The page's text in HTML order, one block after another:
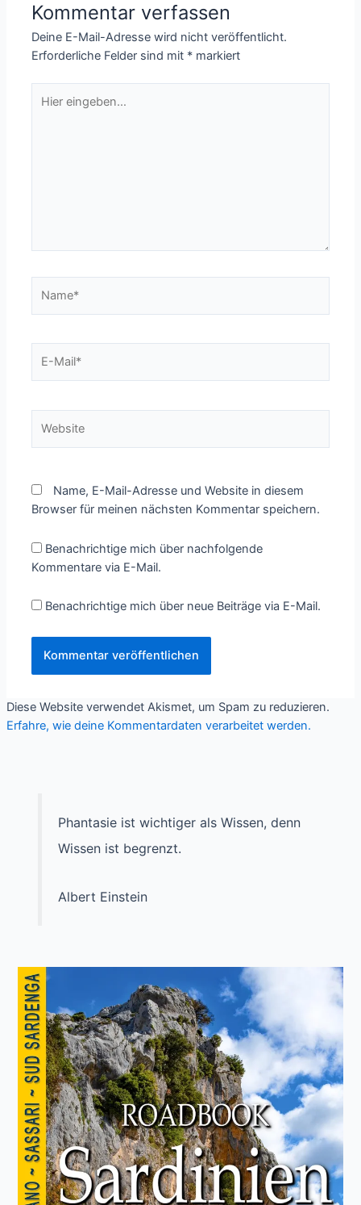
Kommentar verfassen
Deine E-Mail-Adresse wird nicht veröffentlicht.
Erforderliche Felder sind mit * markiert
eingeben…
Mail*
Name, E-Mail-Adresse und Website in diesem
Browser für meinen nächsten Kommentar speichern.
Benachrichtige mich über nachfolgende
Kommentare via E-Mail.
Benachrichtige mich über neue Beiträge via E-Mail.
Diese Website verwendet Akismet, um Spam zu reduzieren.
Erfahre, wie deine Kommentardaten verarbeitet werden.
Phantasie ist wichtiger als Wissen, denn
Wissen ist begrenzt.
Albert Einstein